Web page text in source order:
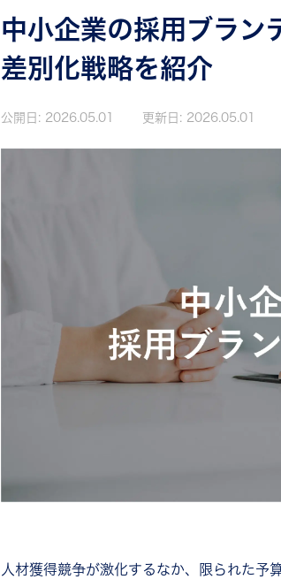
中小企業の採用ブラン
差別化戦略を紹介
公開日: 2026.05.01 更新日: 2026.05.01
人材獲得競争が激化するなか、限られた予